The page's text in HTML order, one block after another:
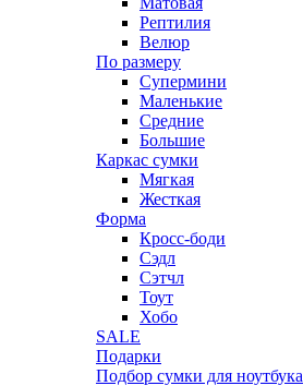
Рептилия
Велюр
По размеру
Супермини
Маленькие
Средние
Большие
Каркас сумки
Мягкая
Жесткая
Форма
Кросс-боди
Сэдл
Сэтчл
Тоут
Хобо
SALE
Подарки
Подбор сумки для ноутбука